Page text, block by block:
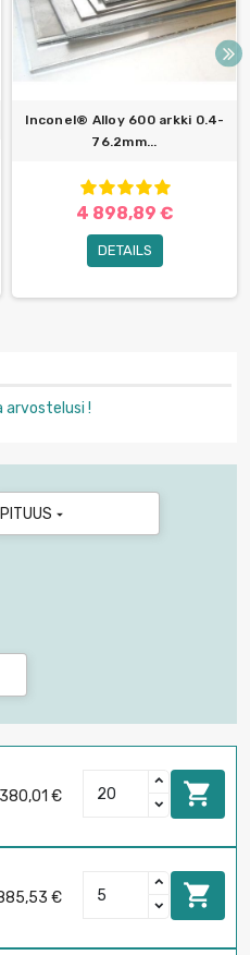
Inconel® Alloy 600 arkki 0.4-
76.2mm...
4 898,89 €
DETAILS
arvostelusi !
PITUUS 
380,01 € 
€ 